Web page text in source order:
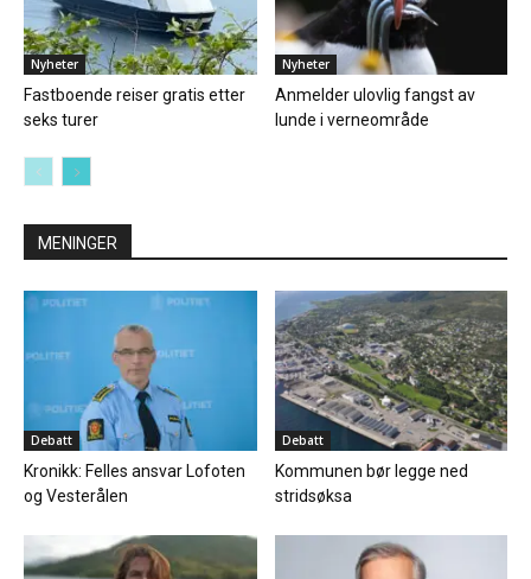
Nyheter
Fastboende reiser gratis etter
seks turer
Nyheter
Anmelder ulovlig fangst av
lunde i verneområde
MENINGER
Debatt
Kronikk: Felles ansvar Lofoten
og Vesterålen
Debatt
Kommunen bør legge ned
stridsøksa